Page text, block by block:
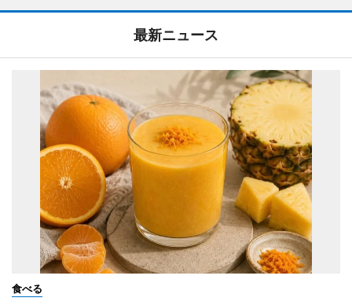
最新ニュース
食べる